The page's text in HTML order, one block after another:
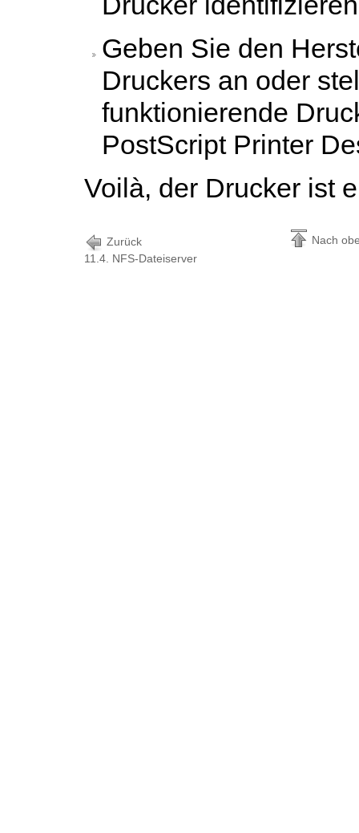
Geben Sie den
Druckers an oder
funktionierende
PostScript Printer
Voilà, der Drucker ist
Zurück
11.4. NFS-Dateiserver
Nach